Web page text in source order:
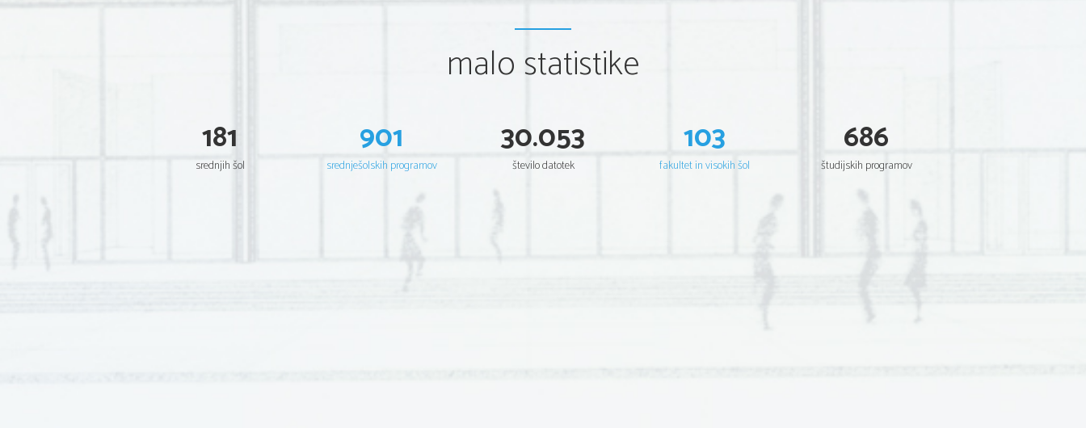
malo statistike
181
srednjih šol
901
srednješolskih programov
30.053
število datotek
103
fakultet in visokih šol
686
študijskih programov